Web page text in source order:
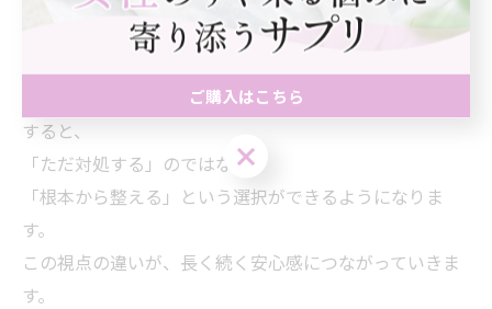
五臓という考え方を知ることで、「なぜこの不調が起き
すると、
「ただ対処する」のではなく、
「根本から整える」という選択ができるようになりま
す。
この視点の違いが、長く続く安心感につながっていきま
す。
ご購入はこちら
ご購入はこちら